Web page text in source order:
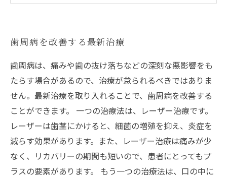
歯周病を改善する最新治療
歯周病は、痛みや歯の抜け落ちなどの深刻な悪影響をも
たらす場合があるので、治療が怠られるべきではありま
せん。最新治療を取り入れることで、歯周病を改善する
ことができます。 一つの治療法は、レーザー治療です。
レーザーは歯茎にかけると、細菌の増殖を抑え、炎症を
減らす効果があります。また、レーザー治療は痛みが少
なく、リカバリーの期間も短いので、患者にとってもプ
ラスの要素があります。 もう一つの治療法は、口の中に